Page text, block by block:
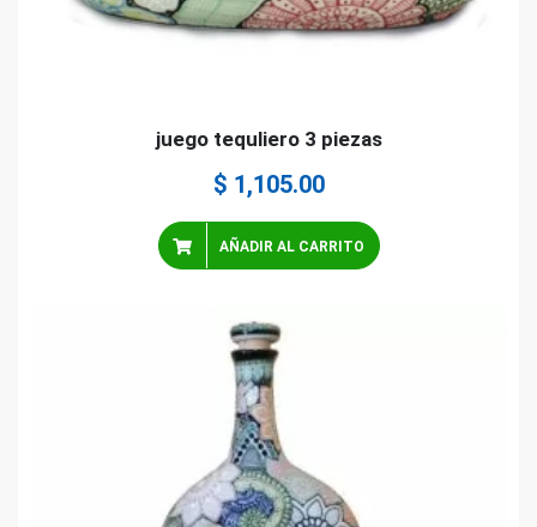
juego tequliero 3 piezas
$ 1,105.00
AÑADIR AL CARRITO